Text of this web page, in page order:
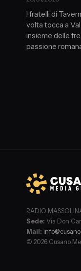
I fratelli di
volta tocca a
insieme delle
passione
RADIO
Sede: Via Don
Mail:
© 2026 Cusano